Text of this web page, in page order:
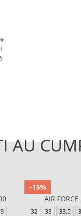
AU
-15%
AIR
32 33 33.5